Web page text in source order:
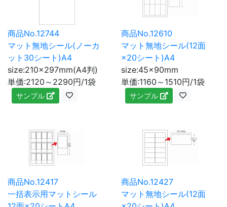
商品No.12744
マット無地シール(ノーカ
ット30シート)A4
size:210×297mm(A4判)
単価:2120～2290円/1袋
サンプル
商品No.12610
マット無地シール(12面
×20シート)A4
size:45×90mm
単価:1160～1510円/1袋
サンプル
商品No.12417
一括表示用マットシール
商品No.12427
マット無地シール(12面